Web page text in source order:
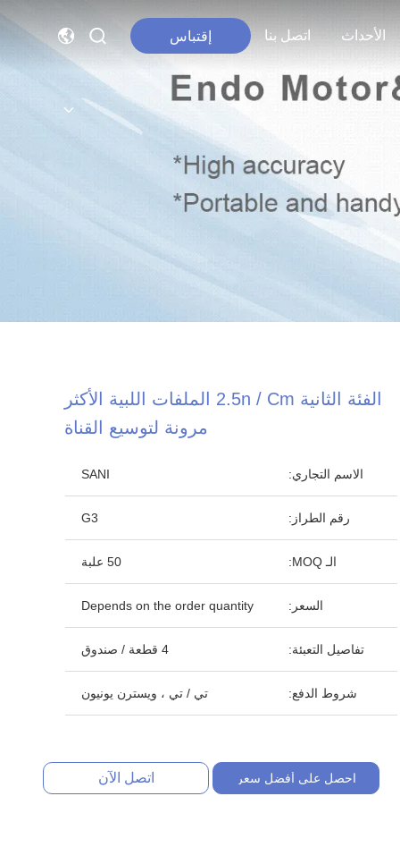
الأحداث اتصل بنا إقتباس
الفئة الثانية 2.5n / Cm الملفات اللبية الأكثر
مرونة لتوسيع القناة
الاسم التجاري: SANI
رقم الطراز: G3
الـ MOQ: 50 علبة
السعر: Depends on the order quantity
تفاصيل التعبئة: 4 قطعة / صندوق
شروط الدفع: تي / تي ، ويسترن يونيون
احصل على أفضل سعر اتصل الآن